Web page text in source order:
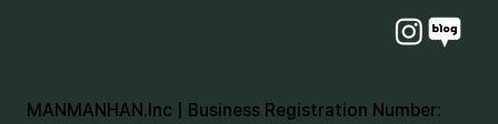
MANMANHAN.Inc | Business Registration Number: